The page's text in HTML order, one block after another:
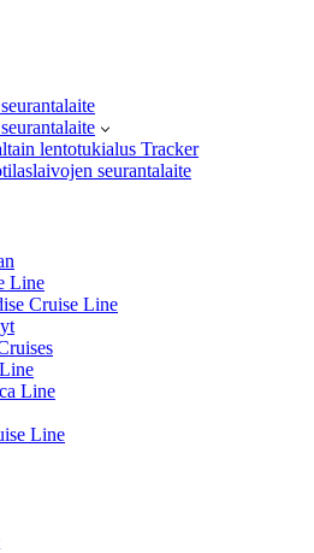
lentotukialus Tracker
seurantalaite
Line
Cruise Line
Line
Line